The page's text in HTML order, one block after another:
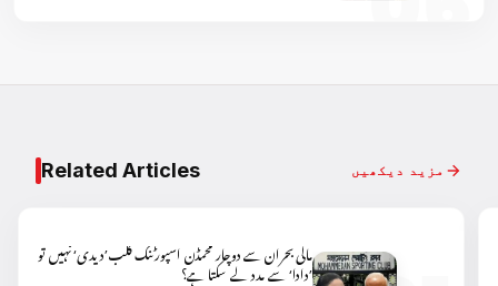
Related Articles مزید دیکھیں
مالی بحران سے دوچار محمڈن اسپورٹنگ کلب’دیدی‘ نہیں تو
’دادا‘ سے مدد لے سکتا ہے؟